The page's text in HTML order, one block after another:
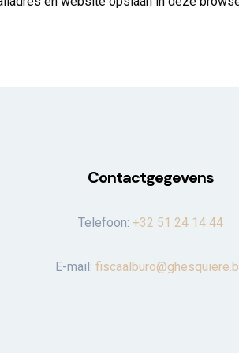
Contactgegevens
Telefoon: +32 51 24 14 44
E-mail: